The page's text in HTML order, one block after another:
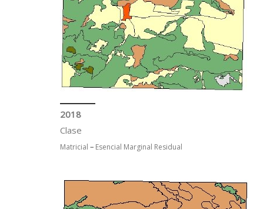
2018
Clase
Matricial – Esencial Marginal Residual